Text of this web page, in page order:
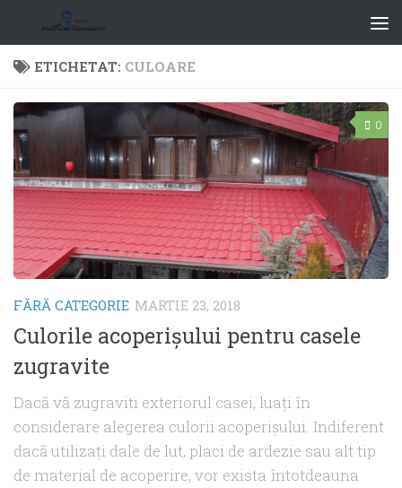
ETICHETAT: CULOARE
0
FĂRĂ CATEGORIE MARTIE 23, 2018
Culorile acoperișului pentru casele
zugravite
Dacă vă zugraviti exteriorul casei, luați în
considerare alegerea culorii acoperișului. Indiferent
dacă utilizați dale de lut, placi de ardezie sau alt tip
de material de acoperire, vor exista întotdeauna